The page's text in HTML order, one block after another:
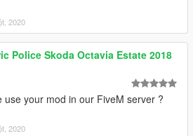
2020
Police Skoda Octavia Estate 2018
use your mod in our FiveM server ?
2020